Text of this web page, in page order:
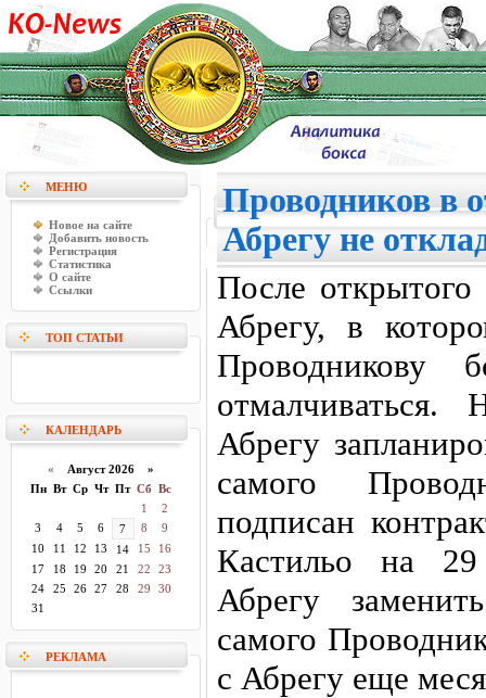
МЕНЮ
Новое на сайте
Добавить новость
Регистрация
Статистика
О сайте
Ссылки
ТОП СТАТЬИ
КАЛЕНДАРЬ
« Август 2026 »
Пн Вт Ср Чт Пт Сб Вс
1
2
3
4 5 6 7 8
9
10
11 12 13 14 15
16
17
18 19 20 21 22
23
24
25 26 27 28 29
30
31
РЕКЛАМА
Проводников в
Абрегу не
После открытого
Абрегу, в
Абрегу
самого
подписан
Кастильо на
Абрегу
самого
с Абрегу еще